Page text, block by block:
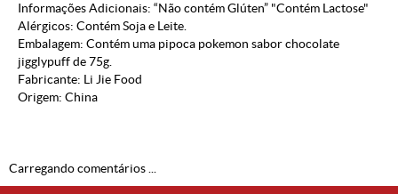
Informações Adicionais: “Não contém Glúten” "Contém Lactose"
Alérgicos: Contém Soja e Leite.
Embalagem: Contém uma pipoca pokemon sabor chocolate
jigglypuff de 75g.
Fabricante: Li Jie Food
Origem: China
Carregando comentários ...